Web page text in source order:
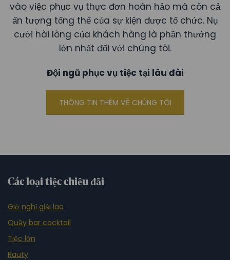
vào việc phục vụ thực đơn hoàn hảo mà còn cả
ấn tượng tổng thể của sự kiện được tổ chức. Nụ
cười hài lòng của khách hàng là phần thưởng
lớn nhất đối với chúng tôi.
Đội ngũ phục vụ tiệc tại lâu đài
THÔNG TIN THÊM VỀ CHÚNG TÔI
Các loại tiệc chiêu đãi
Giờ nghỉ giải lao
Quầy bar cocktail
Tiệc lớn
Rauty